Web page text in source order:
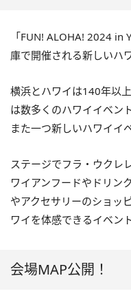
「FUN! ALOHA! 2024 in
庫で開催される新しいハ
横浜とハワイは140年以
は数多くのハワイイベン
また一つ新しいハワイイ
ステージでフラ・ウクレ
ワイアンフードやドリン
やアクセサリーのショッ
ワイを体感できるイベン
会場MAP公開！